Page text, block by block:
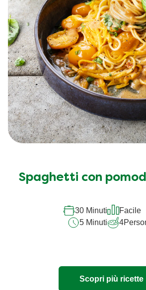
Spaghetti con
30 Minuti
Facile
5 Minuti
4
Scopri più ricette